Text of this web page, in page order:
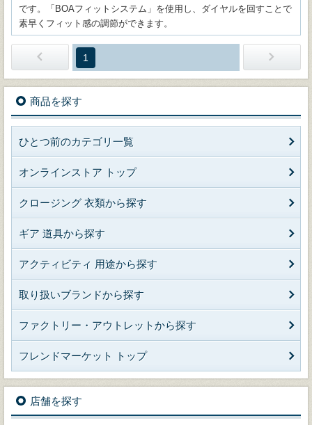
です。「BOAフィットシステム」を使用し、ダイヤルを回すことで
素早くフィット感の調節ができます。
1
商品を探す
ひとつ前のカテゴリ一覧
オンラインストア トップ
クロージング 衣類から探す
ギア 道具から探す
アクティビティ 用途から探す
取り扱いブランドから探す
ファクトリー・アウトレットから探す
フレンドマーケット トップ
店舗を探す